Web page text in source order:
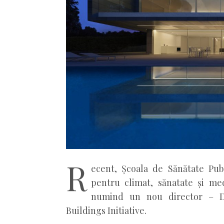
R ecent, Școala de Sănătate
pentru climat, sănatate și
numind un nou director –
Buildings Initiative.